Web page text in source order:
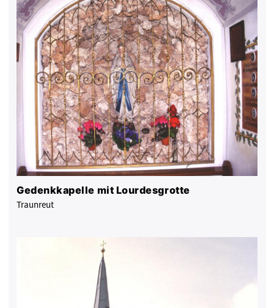
Gedenkkapelle mit Lourdesgrotte
Traunreut